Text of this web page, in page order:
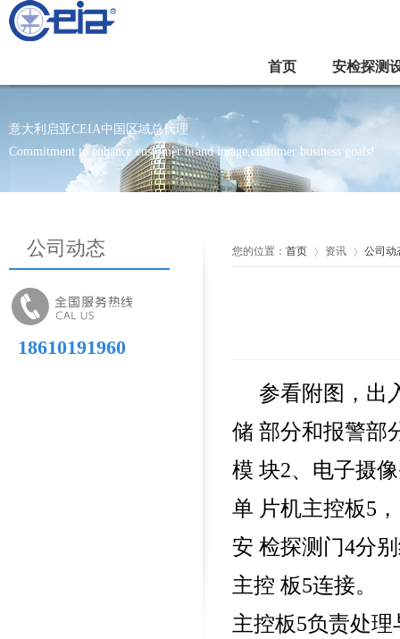
首页 安检探测
意大利启亚CEIA中国区域总代理
Commitment to enhance customer brand image,customer business goals!
公司动态
18610191960
您的位置： 首页 资讯 公司动
参看附图，出
储 部分和报警部
模 块2、电子摄
单 片机主控板5
安 检探测门4分
主控 板5连接。
主控板5负责处